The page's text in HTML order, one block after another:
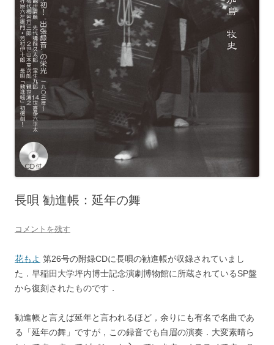
長唄 勧進帳：延年の舞
コメントを残す
花もよ 第26号の附録CDに長唄の勧進帳が収録されていまし
た．早稲田大学坪内博士記念演劇博物館に所蔵されているSP盤
から復刻されたものです．
勧進帳と言えば延年と言われるほど，余りにも有名で名曲であ
る「延年の舞」ですが，この録音でも白眉の演奏．大変素晴ら